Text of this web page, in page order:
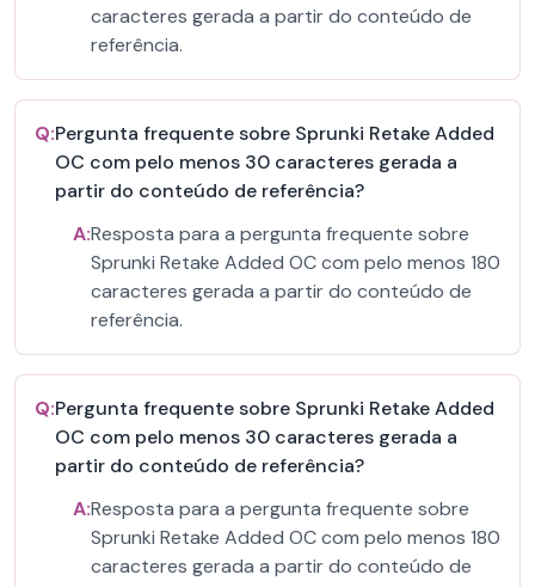
caracteres gerada a partir do conteúdo de
referência.
Q:Pergunta frequente sobre Sprunki Retake Added
OC com pelo menos 30 caracteres gerada a
partir do conteúdo de referência?
A:Resposta para a pergunta frequente sobre
Sprunki Retake Added OC com pelo menos 180
caracteres gerada a partir do conteúdo de
referência.
Q:Pergunta frequente sobre Sprunki Retake Added
OC com pelo menos 30 caracteres gerada a
partir do conteúdo de referência?
A:Resposta para a pergunta frequente sobre
Sprunki Retake Added OC com pelo menos 180
caracteres gerada a partir do conteúdo de